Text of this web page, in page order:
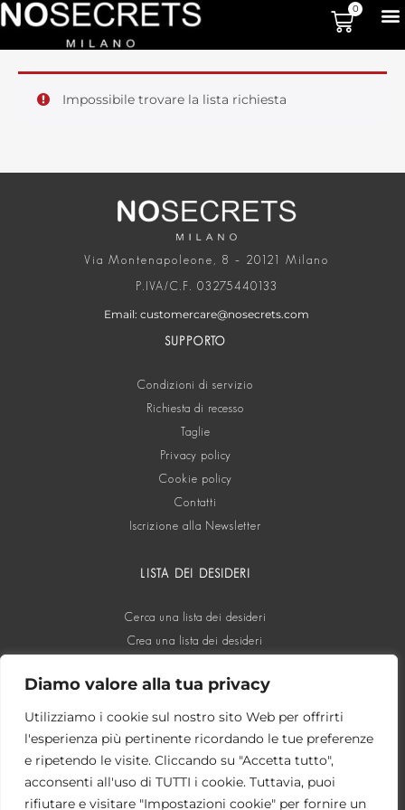
Diamo valore alla tua privacy
Utilizziamo i cookie sul nostro sito Web per offrirti
l'esperienza più pertinente ricordando le tue preferenze
e ripetendo le visite. Cliccando su "Accetta tutto",
acconsenti all'uso di TUTTI i cookie. Tuttavia, puoi
rifiutare e visitare "Impostazioni cookie" per fornire un
0
Impossibile trovare la lista richiesta
Via Montenapoleone, 8 – 20121 Milano
P.IVA/C.F. 03275440133
Email: customercare@nosecrets.com
SUPPORTO
Condizioni di servizio
Richiesta di recesso
Taglie
Privacy policy
Cookie policy
Contatti
Iscrizione alla Newsletter
LISTA DEI DESIDERI
Cerca una lista dei desideri
Crea una lista dei desideri
SOCIAL